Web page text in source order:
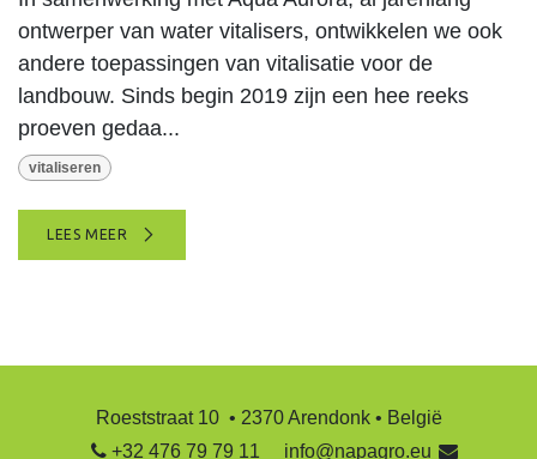
ontwerper van water vitalisers, ontwikkelen we ook
andere toepassingen van vitalisatie voor de
landbouw. Sinds begin 2019 zijn een hee reeks
proeven gedaa...
vitaliseren
LEES MEER
Roeststraat 10 • 2370 Arendonk • België
+32 476 79 79 11
info@napagro.eu